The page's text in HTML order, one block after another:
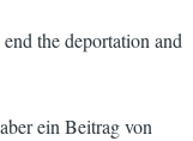
end the deportation and
ein Beitrag von